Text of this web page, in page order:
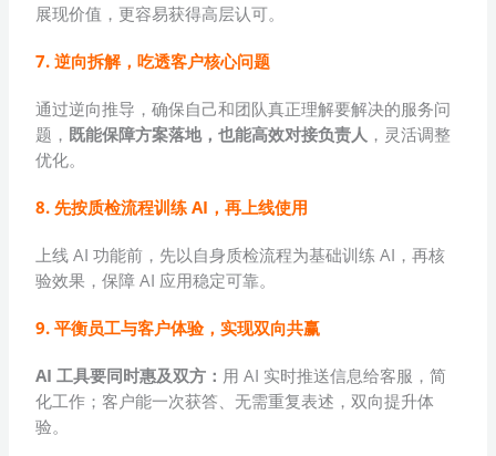
展现价值，更容易获得高层认可。
7. 逆向拆解，吃透客户核心问题
通过逆向推导，确保自己和团队真正理解要解决的服务问
题， 既能保障方案落地，也能高效对接负责人 ，灵活调整
优化。
8. 先按质检流程训练 AI，再上线使用
上线 AI 功能前，先以自身质检流程为基础训练 AI，再核
验效果，保障 AI 应用稳定可靠。
9. 平衡员工与客户体验，实现双向共赢
AI 工具要同时惠及双方： 用 AI 实时推送信息给客服，简
化工作；客户能一次获答、无需重复表述，双向提升体
验。